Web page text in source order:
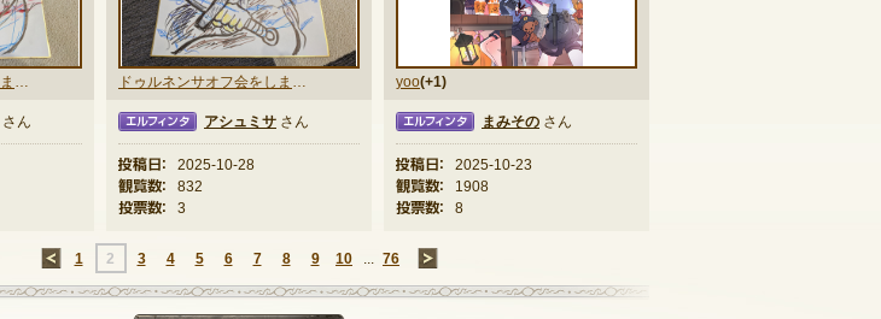
ドゥルネンサオフ会をしました②ナヤトレイ＆シベリン
さん
ドゥルネンサオフ会をしました①アクシ組
エルフィンタ アシュミサ さん
投稿日：
2025-10-28
観覧数：
832
投票数：
3
yoo(+1)
エルフィンタ まみその さん
投稿日：
2025-10-23
観覧数：
1908
投票数：
8
←1 2 3 4 5 6 7 8 9 10 ... 76